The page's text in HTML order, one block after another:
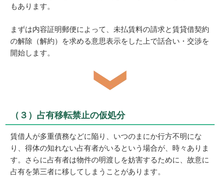
もあります。
まずは内容証明郵便によって、未払賃料の請求と賃貸借契約
の解除（解約）を求める意思表示をした上で話合い・交渉を
開始します。
（３）占有移転禁止の仮処分
賃借人が多重債務などに陥り、いつのまにか行方不明にな
り、得体の知れない占有者がいるという場合が、時々ありま
す。さらに占有者は物件の明渡しを妨害するために、故意に
占有を第三者に移してしまうことがあります。